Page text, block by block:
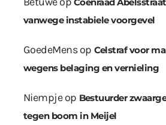
vanwege instabiele voorgevel
GoedeMensop Celstraf voor
wegens belaging en vernieling
Niempjeop Bestuurder
tegen boom in Meijel